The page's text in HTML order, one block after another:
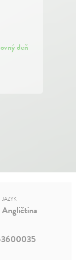
deň
JAZYK
Angličtina